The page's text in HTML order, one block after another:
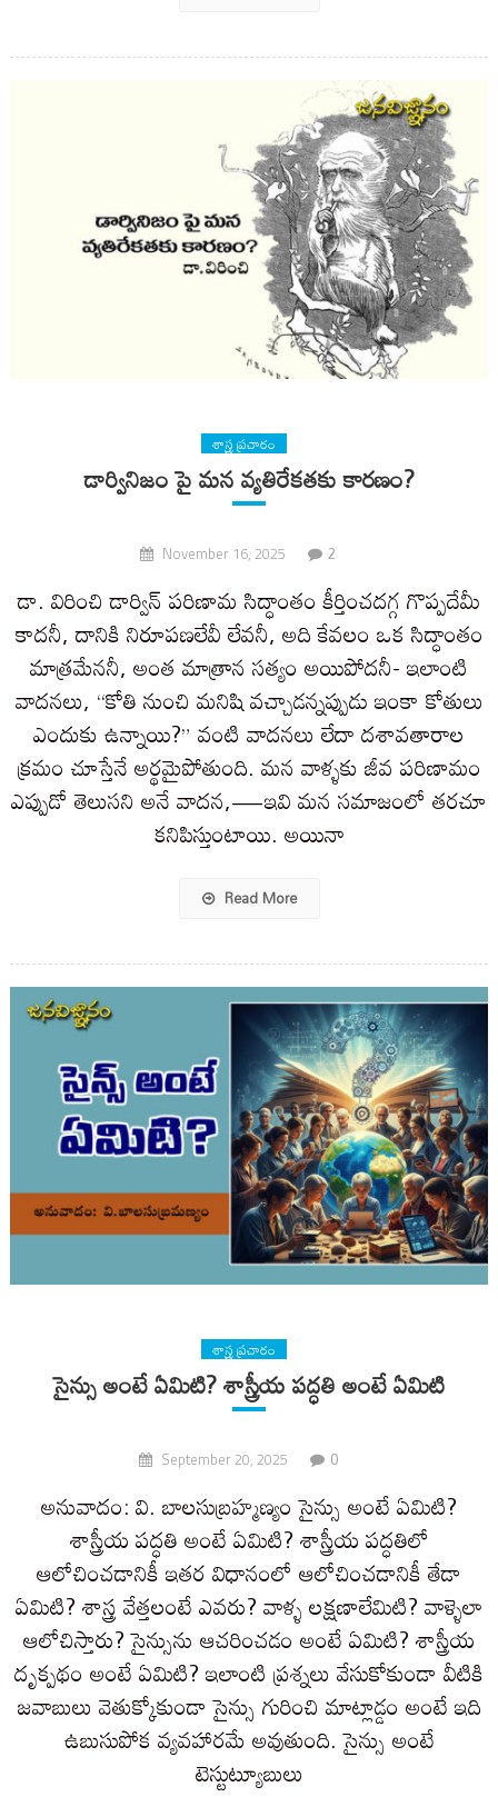
శాస్త్ర ప్రచారం
డార్వినిజం పై మన వ్యతిరేకతకు కారణం?
November 16, 2025 2
డా. విరించి డార్విన్ పరిణామ సిద్ధాంతం కీర్తించదగ్గ గొప్పదేమీ
కాదనీ, దానికి నిరూపణలేవీ లేవనీ, అది కేవలం ఒక సిద్ధాంతం
మాత్రమేననీ, అంత మాత్రాన సత్యం అయిపోదనీ- ఇలాంటి
వాదనలు, “కోతి నుంచి మనిషి వచ్చాడన్నప్పుడు ఇంకా కోతులు
ఎందుకు ఉన్నాయి?” వంటి వాదనలు లేదా దశావతారాల
క్రమం చూస్తేనే అర్థమైపోతుంది. మన వాళ్ళకు జీవ పరిణామం
ఎప్పుడో తెలుసని అనే వాదన,—ఇవి మన సమాజంలో తరచూ
కనిపిస్తుంటాయి. అయినా
Read More
శాస్త్ర ప్రచారం
సైన్సు అంటే ఏమిటి? శాస్త్రీయ పద్ధతి అంటే ఏమిటి
September 20, 2025 0
అనువాదం: వి. బాలసుబ్రహ్మణ్యం సైన్సు అంటే ఏమిటి?
శాస్త్రీయ పద్ధతి అంటే ఏమిటి? శాస్త్రీయ పద్ధతిలో
ఆలోచించడానికీ ఇతర విధానంలో ఆలోచించడానికీ తేడా
ఏమిటి? శాస్త్ర వేత్తలంటే ఎవరు? వాళ్ళ లక్షణాలేమిటి? వాళ్ళెలా
ఆలోచిస్తారు? సైన్సును ఆచరించడం అంటే ఏమిటి? శాస్త్రీయ
దృక్పథం అంటే ఏమిటి? ఇలాంటి ప్రశ్నలు వేసుకోకుండా వీటికి
జవాబులు వెతుక్కోకుండా సైన్సు గురించి మాట్లాడ్డం అంటే ఇది
ఉబుసుపోక వ్యవహారమే అవుతుంది. సైన్సు అంటే
టెస్టుట్యూబులు